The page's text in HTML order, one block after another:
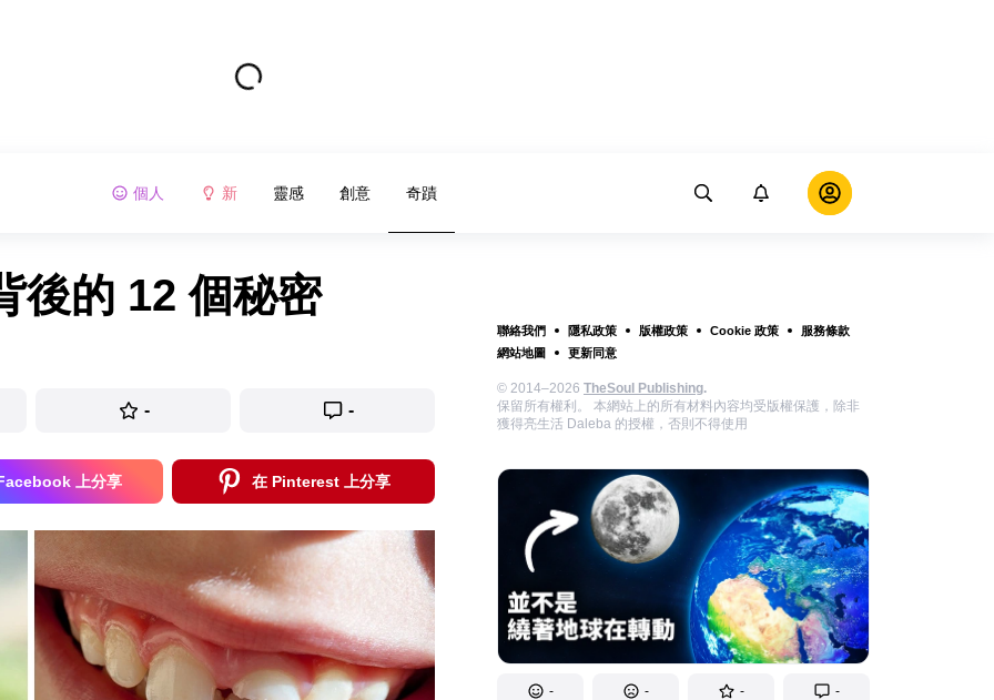
個人 新 靈感 創意 奇蹟
聯絡我們 隱私政策 版權政策 Cookie 政策
服務條款
網站地圖
更新同意
© 2014–2026 TheSoul Publishing.
保留所有權利。 本網站上的所有材料內容均受版權保護，除非
獲得亮生活 Daleba 的授權，否則不得使用
- - - -
後的 12 個秘密
- -
上分享 在 Pinterest 上分享